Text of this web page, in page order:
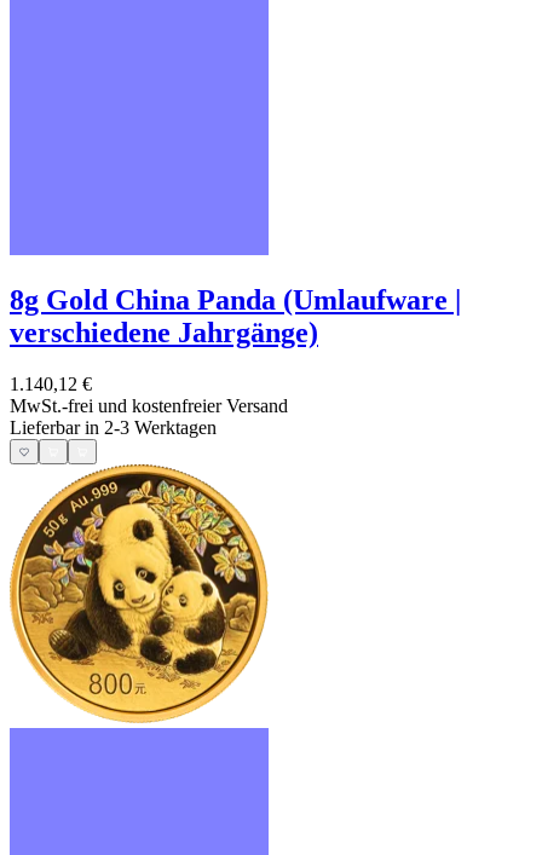
8g Gold China Panda (Umlaufware |
verschiedene Jahrgänge)
1.140,12 €
MwSt.-frei und kostenfreier Versand
Lieferbar in 2-3 Werktagen